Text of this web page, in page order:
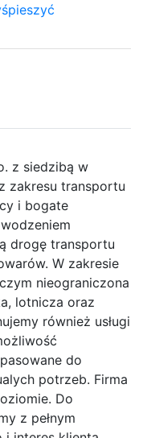
z siedzibą w
zakresu transportu
i bogate
drogę transportu
W zakresie
nieograniczona
lotnicza oraz
również usługi
do
potrzeb. Firma
Do
z pełnym